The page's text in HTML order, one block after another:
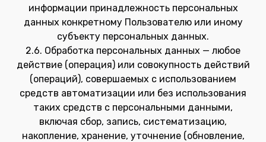
информации принадлежность персональных
данных конкретному Пользователю или иному
субъекту персональных данных.
2.6. Обработка персональных данных — любое
действие (операция) или совокупность действий
(операций), совершаемых с использованием
средств автоматизации или без использования
таких средств с персональными данными,
включая сбор, запись, систематизацию,
накопление, хранение, уточнение (обновление,